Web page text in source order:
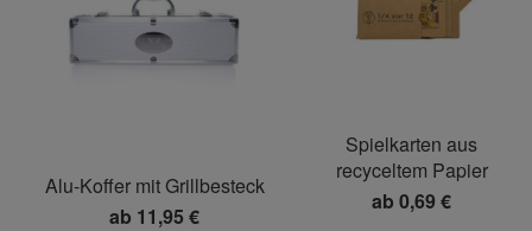
Alu-Koffer mit Grillbesteck
ab 11,95 €
Spielkarten aus
recyceltem Papier
ab 0,69 €